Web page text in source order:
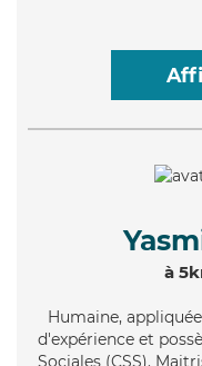
à
Humaine,
d'expérience et
Sociales (CSS).